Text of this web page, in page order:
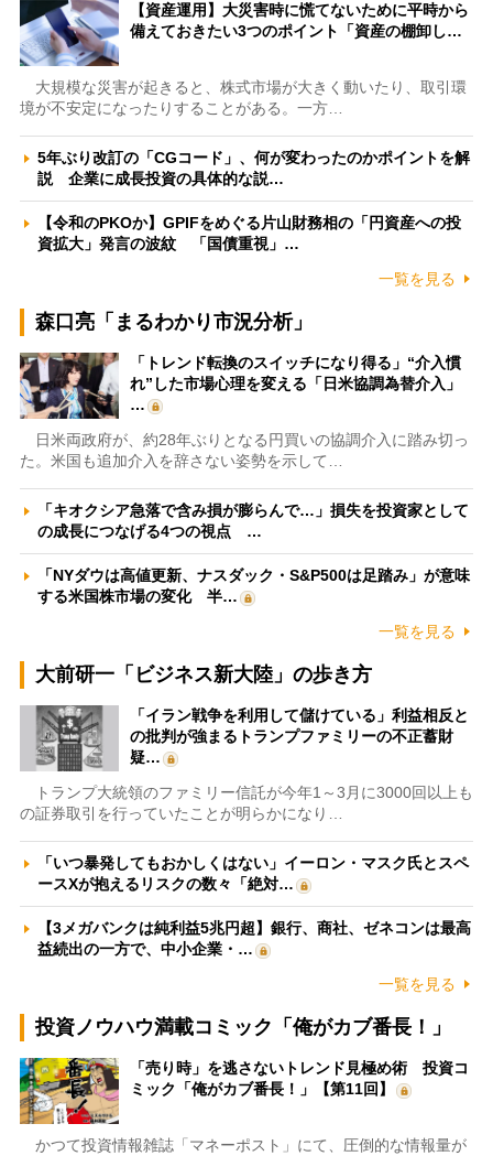
【資産運用】大災害時に慌てないために平時から
備えておきたい3つのポイント「資産の棚卸し…
大規模な災害が起きると、株式市場が大きく動いたり、取引環
境が不安定になったりすることがある。一方…
5年ぶり改訂の「CGコード」、何が変わったのかポイントを解
説 企業に成長投資の具体的な説…
【令和のPKOか】GPIFをめぐる片山財務相の「円資産への投
資拡大」発言の波紋 「国債重視」…
一覧を見る
森口亮「まるわかり市況分析」
「トレンド転換のスイッチになり得る」“介入慣
れ”した市場心理を変える「日米協調為替介入」
…
日米両政府が、約28年ぶりとなる円買いの協調介入に踏み切っ
た。米国も追加介入を辞さない姿勢を示して…
「キオクシア急落で含み損が膨らんで…」損失を投資家として
の成長につなげる4つの視点 …
「NYダウは高値更新、ナスダック・S&P500は足踏み」が意味
する米国株市場の変化 半…
一覧を見る
大前研一「ビジネス新大陸」の歩き方
「イラン戦争を利用して儲けている」利益相反と
の批判が強まるトランプファミリーの不正蓄財
疑…
トランプ大統領のファミリー信託が今年1～3月に3000回以上も
の証券取引を行っていたことが明らかになり…
「いつ暴発してもおかしくはない」イーロン・マスク氏とスペ
ースXが抱えるリスクの数々「絶対…
【3メガバンクは純利益5兆円超】銀行、商社、ゼネコンは最高
益続出の一方で、中小企業・…
一覧を見る
投資ノウハウ満載コミック「俺がカブ番長！」
「売り時」を逃さないトレンド見極め術 投資コ
ミック「俺がカブ番長！」【第11回】
かつて投資情報雑誌「マネーポスト」にて、圧倒的な情報量が